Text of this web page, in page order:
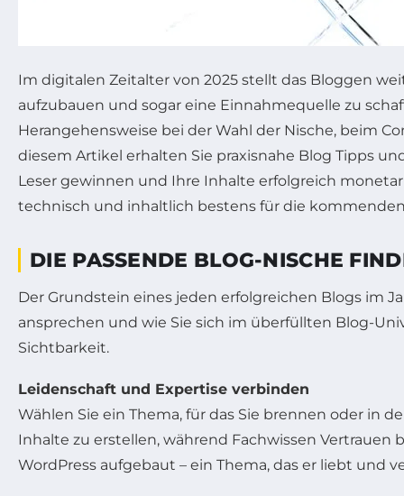
Im digitalen Zeitalter von 2025 stellt das Bloggen
aufzubauen und sogar eine Einnahmequelle zu
Herangehensweise bei der Wahl der Nische, beim
diesem Artikel erhalten Sie praxisnahe Blog Tipps
Leser gewinnen und Ihre Inhalte erfolgreich
technisch und inhaltlich bestens für die
DIE PASSENDE BLOG-NISCHE
Der Grundstein eines jeden erfolgreichen Blogs im
ansprechen und wie Sie sich im überfüllten Blog-
Sichtbarkeit.
Leidenschaft und Expertise verbinden
Wählen Sie ein Thema, für das Sie brennen oder in
Inhalte zu erstellen, während Fachwissen
WordPress aufgebaut – ein Thema, das er liebt und